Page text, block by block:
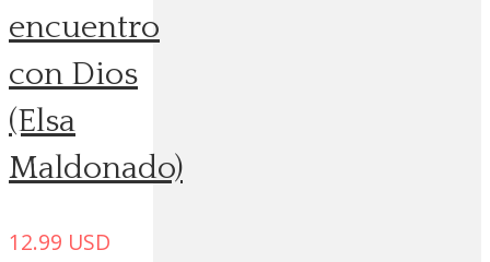
encuentro
con Dios
(Elsa
Maldonado)
12.99 USD